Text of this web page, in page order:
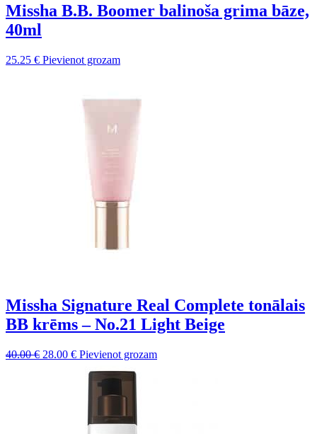
Missha B.B. Boomer balinoša grima bāze,
40ml
25.25 € Pievienot grozam
Missha Signature Real Complete tonālais
BB krēms – No.21 Light Beige
40.00€ Sākotnējā
28.00 €Pašreizējā
28.00 €.
Pievienot grozam